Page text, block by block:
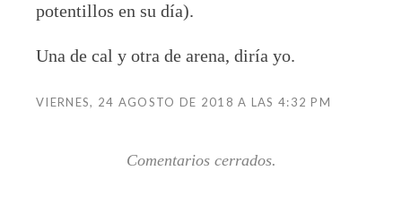
potentillos en su día).
Una de cal y otra de arena, diría yo.
VIERNES, 24 AGOSTO DE 2018 A LAS 4:32 PM
Comentarios cerrados.